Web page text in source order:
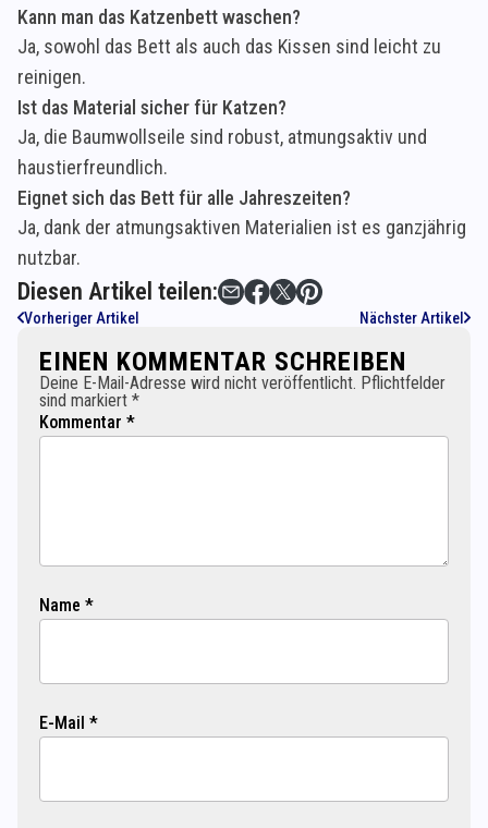
Kann man das Katzenbett waschen?
Ja, sowohl das Bett als auch das Kissen sind leicht zu
reinigen.
Ist das Material sicher für Katzen?
Ja, die Baumwollseile sind robust, atmungsaktiv und
haustierfreundlich.
Eignet sich das Bett für alle Jahreszeiten?
Ja, dank der atmungsaktiven Materialien ist es ganzjährig
nutzbar.
Diesen Artikel teilen:
Vorheriger Artikel Nächster Artikel
EINEN KOMMENTAR SCHREIBEN
Deine E-Mail-Adresse wird nicht veröffentlicht. Pflichtfelder
sind markiert *
Kommentar *
Name *
E-Mail *